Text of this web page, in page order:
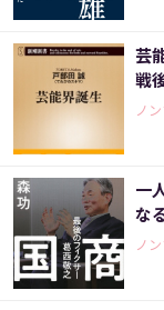
芸
戦
ノ
一
な
ノ